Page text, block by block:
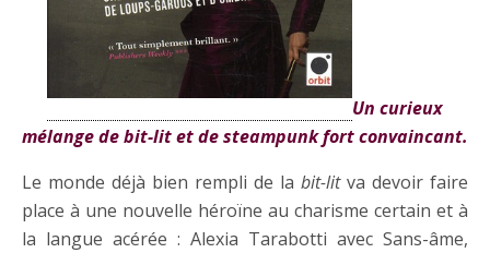
Un curieux
mélange de bit-lit et de steampunk fort convaincant.
Le monde déjà bien rempli de la bit-litva devoir faire
place à une nouvelle héroïne au charisme certain et à
la langue acérée : Alexia Tarabotti avec Sans-âme,